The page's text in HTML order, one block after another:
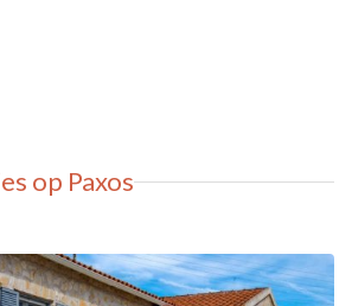
op Paxos